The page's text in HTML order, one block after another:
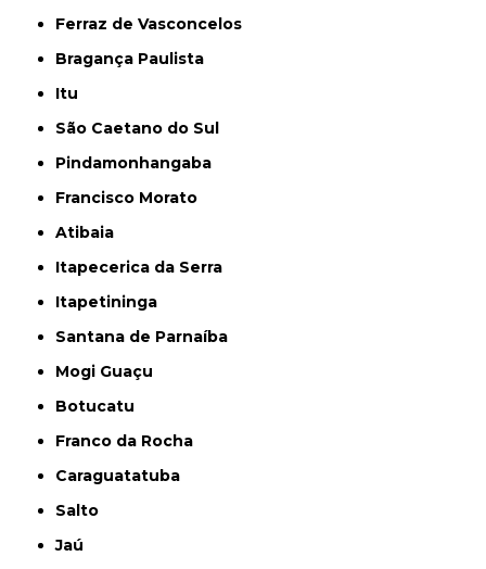
Ferraz de Vasconcelos
Bragança Paulista
Itu
São Caetano do Sul
Pindamonhangaba
Francisco Morato
Atibaia
Itapecerica da Serra
Itapetininga
Santana de Parnaíba
Mogi Guaçu
Botucatu
Franco da Rocha
Caraguatatuba
Salto
Jaú